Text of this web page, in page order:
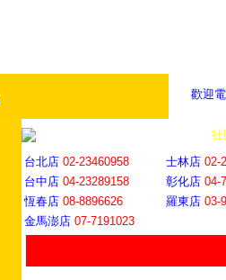
歡迎
社
台北店 02-23460958 士林店 02-
台中店 04-23289158 彰化店 04-
恆春店 08-8896626 羅東店 03-
金馬澎店 07-7191023